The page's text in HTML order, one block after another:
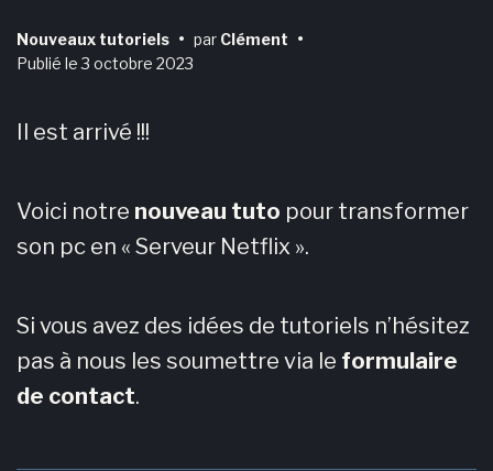
Nouveaux tutoriels • par Clément •
Publié le3 octobre 2023
Il est arrivé !!!
Voici notre nouveau tuto pour transformer
son pc en « Serveur Netflix ».
Si vous avez des idées de tutoriels n’hésitez
pas à nous les soumettre via le formulaire
de contact.